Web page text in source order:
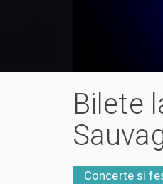
Bilete
Concerte si